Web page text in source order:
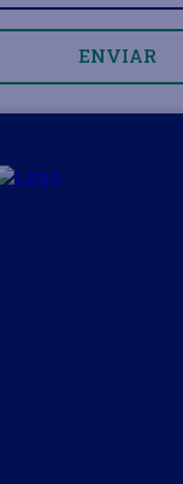
ENVIAR